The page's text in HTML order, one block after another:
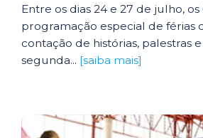
Entre os dias 24 e 27 de julho,
programação especial de férias
contação de histórias, palestras
segunda... [saiba mais]